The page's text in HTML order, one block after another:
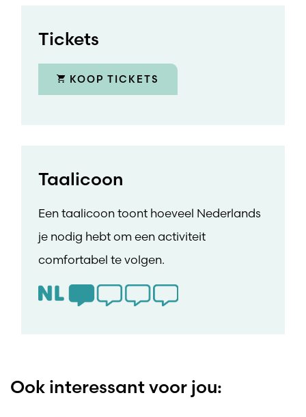
Tickets
KOOP TICKETS
Taalicoon
Een taalicoon toont hoeveel Nederlands
je nodig hebt om een activiteit
comfortabel te volgen.
Ook interessant voor jou: